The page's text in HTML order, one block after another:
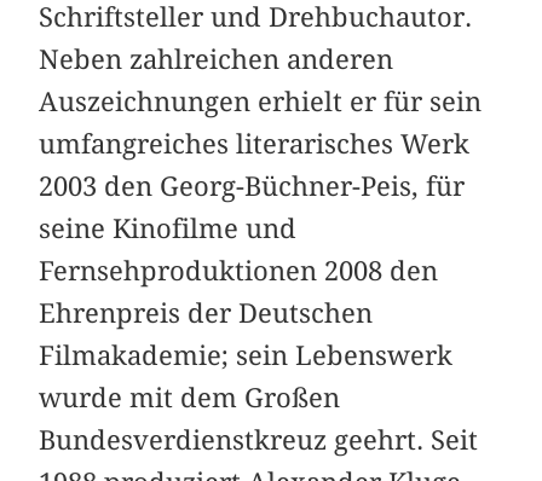
Schriftsteller und Drehbuchautor.
Neben zahlreichen anderen
Auszeichnungen erhielt er für sein
umfangreiches literarisches Werk
2003 den Georg-Büchner-Peis, für
seine Kinofilme und
Fernsehproduktionen 2008 den
Ehrenpreis der Deutschen
Filmakademie; sein Lebenswerk
wurde mit dem Großen
Bundesverdienstkreuz geehrt. Seit